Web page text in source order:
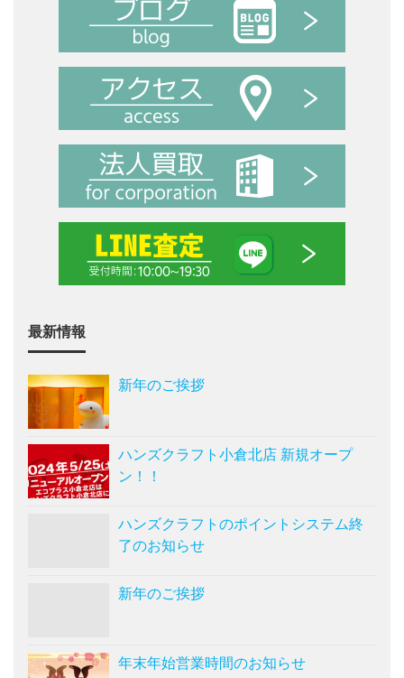
最新情報
新年のご挨拶
ハンズクラフト小倉北店 新規オープ
ン！！
ハンズクラフトのポイントシステム終
了のお知らせ
新年のご挨拶
年末年始営業時間のお知らせ